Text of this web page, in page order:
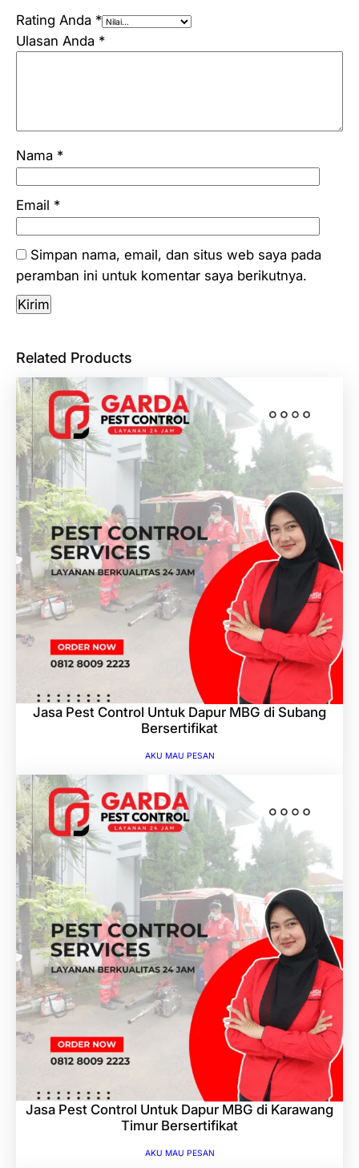
Rating Anda *
Ulasan Anda *
Nama *
Email *
Simpan nama, email, dan situs web saya pada
peramban ini untuk komentar saya berikutnya.
Related Products
Jasa Pest Control Untuk Dapur MBG di Subang
Bersertifikat
AKU MAU PESAN
Jasa Pest Control Untuk Dapur MBG di Karawang
Timur Bersertifikat
AKU MAU PESAN